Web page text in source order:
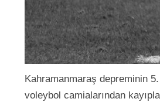
Kahramanmaraş depreminin
voleybol camialarından